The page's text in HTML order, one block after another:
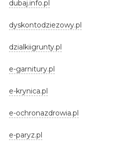
dubaj.info.pl
dyskontodziezowy.pl
dzialkiigrunty.pl
e-garnitury.pl
e-krynica.pl
e-ochronazdrowia.pl
e-paryz.pl